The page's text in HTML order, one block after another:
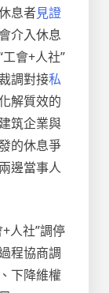
息者見證
介入休息
會+人社”
調對接私
解質效的
筑企業與
的休息爭
邊當事人
人社”調停
程協商調
下降維權